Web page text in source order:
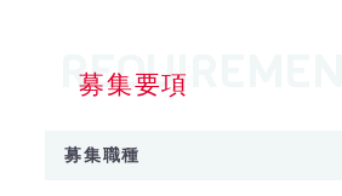
募集要項
募集職種